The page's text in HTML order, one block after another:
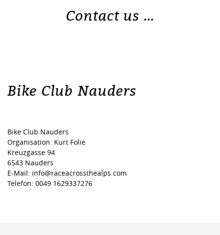
Contact us ...
Bike Club Nauders
Bike Club Nauders
Organisation: Kurt Folie
Kreuzgasse 94
6543 Nauders
E-Mail: info@raceacrossthealps.com
Telefon: 0049 1629337276